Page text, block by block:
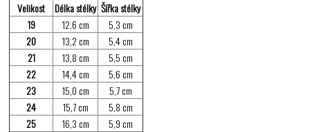
Velikost
Délka stélky Šířka stélky
19
12,6 cm
5,3 cm
20
13,2 cm
5,4 cm
21
13,8 cm
5,5 cm
22
14,4 cm
5,6 cm
23
15,0 cm
5,7 cm
24
15,7 cm
5,8 cm
25
16,3 cm
5,9 cm